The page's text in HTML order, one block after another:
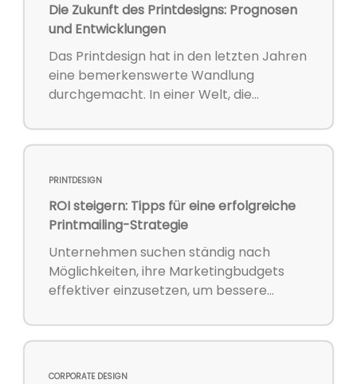
Die Zukunft des Printdesigns: Prognosen
und Entwicklungen
Das Printdesign hat in den letzten Jahren
eine bemerkenswerte Wandlung
durchgemacht. In einer Welt, die...
PRINTDESIGN
ROI steigern: Tipps für eine erfolgreiche
Printmailing-Strategie
Unternehmen suchen ständig nach
Möglichkeiten, ihre Marketingbudgets
effektiver einzusetzen, um bessere...
CORPORATE DESIGN